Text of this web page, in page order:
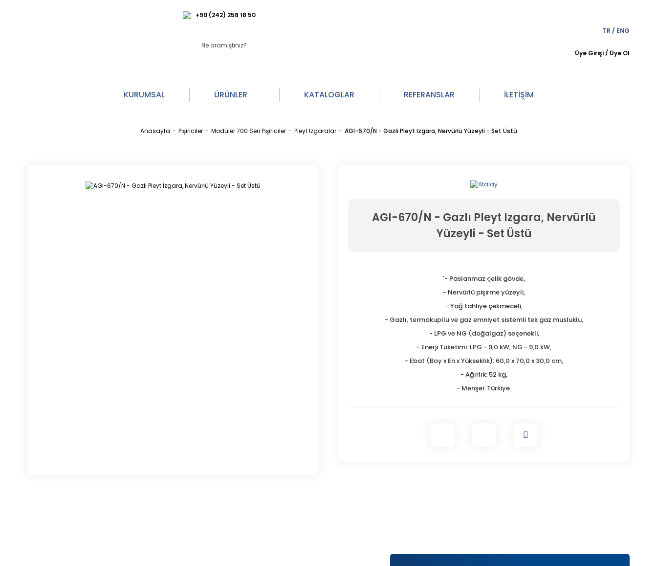
+90 (242) 258 18 50
TR / ENG
Üye Girişi / Üye Ol
KURUMSAL ÜRÜNLER KATALOGLAR REFERANSLAR İLETİŞİM
Anasayfa Pişiriciler Modüler 700 Seri Pişiriciler Pleyt Izgaralar AGI-670/N - Gazlı Pleyt Izgara, Nervürlü Yüzeyli - Set Üstü
AGI-670/N - Gazlı Pleyt Izgara, Nervürlü
Yüzeyli - Set Üstü
'- Paslanmaz çelik gövde,
- Nervürlü pişirme yüzeyli,
- Yağ tahliye çekmeceli,
- Gazlı, termokupllu ve gaz emniyet sistemli tek gaz musluklu,
- LPG ve NG (doğalgaz) seçenekli,
- Enerji Tüketimi: LPG - 9,0 kW, NG - 9,0 kW,
- Ebat (Boy x En x Yükseklik): 60,0 x 70,0 x 30,0 cm,
- Ağırlık: 52 kg,
- Menşei: Türkiye.